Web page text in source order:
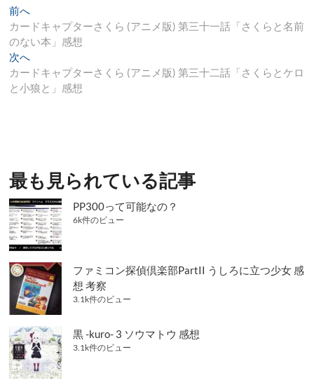
投
稿
ナ
ビ
ョ
ン
前へ
去
の
稿:
カードキャプターさくら (アニメ版) 第三十一話「さくらと名前
のない本」感想
次へ
の
投
カードキャプターさくら (アニメ版) 第三十二話「さくらとケロ
と小狼と」感想
最も見られている記事
PP300って可能なの？
6k件のビュー
ファミコン探偵倶楽部PartII うしろに立つ少女 感
想 考察
3.1k件のビュー
黒 -kuro- 3 ソウマトウ 感想
3.1k件のビュー